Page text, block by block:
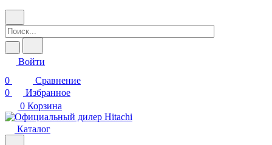
Войти
0
Сравнение
0
Избранное
0 Корзина
Каталог